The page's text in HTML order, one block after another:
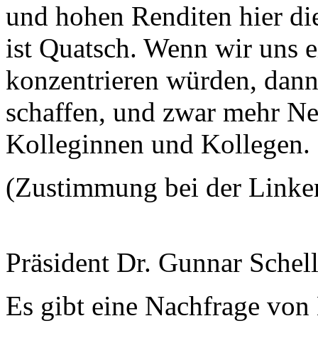
und hohen Renditen hier
ist Quatsch. Wenn wir uns
konzentrieren würden,
schaffen, und zwar mehr
Kolleginnen und Kollegen.
(Zustimmung bei der
Präsident Dr. Gunnar
Es gibt eine Nachfrage